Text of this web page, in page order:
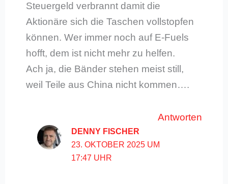
Steuergeld verbrannt damit die
Aktionäre sich die Taschen vollstopfen
können. Wer immer noch auf E-Fuels
hofft, dem ist nicht mehr zu helfen.
Ach ja, die Bänder stehen meist still,
weil Teile aus China nicht kommen….
Antworten
DENNY FISCHER
23. OKTOBER 2025 UM
17:47 UHR